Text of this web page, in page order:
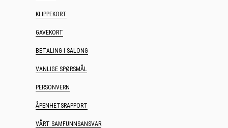
KLIPPEKORT
GAVEKORT
BETALING I SALONG
VANLIGE SPØRSMÅL
PERSONVERN
ÅPENHETSRAPPORT
VÅRT SAMFUNNSANSVAR